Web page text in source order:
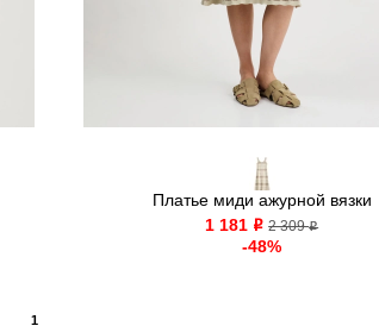
Платье миди ажурной вязки
1 181 o 2 309o
-48%
1